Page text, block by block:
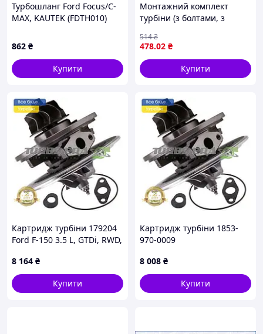
Турбошланг Ford Focus/C-
MAX, KAUTEK (FDTH010)
862 ₴
Купити
Монтажний комплект
турбіни (з болтами, з
шприця) AUDI A4 B5, A4
B6, A4 B7, A6 C5, A6 C6,
FORD GALAXY I, SEAT
478.02 ₴
514₴
Купити
Картридж турбіни 179204
Ford F-150 3.5 L, GTDi, RWD,
8 164 ₴
Купити
Картридж турбіни 1853-
970-0009
8 008 ₴
Купити